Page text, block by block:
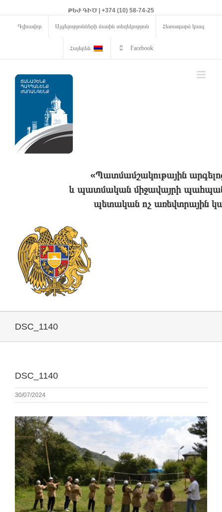
ԹԵԺ ԳԻԾ | +374 (10) 58-74-25
Գլխավոր Այցելությունների մասին տեղեկություն Հետադարձ կապ
Հայերեն Facebook
«Պատմամշակութային
և պատմական միջավայրի
պետական ոչ առեվտրային
DSC_1140
DSC_1140
30/07/2024